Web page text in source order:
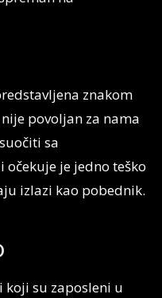
znakom
povoljan za nama
sa
je jedno teško
izlazi kao pobednik.
koji su zaposleni u